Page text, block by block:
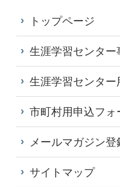
トップページ
生涯学習センター
生涯学習センター
市町村用申込フォ
メールマガジン登
サイトマップ